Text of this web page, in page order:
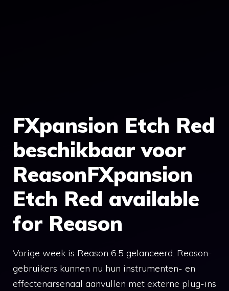
FXpansion Etch Red
beschikbaar voor
ReasonFXpansion
Etch Red available
for Reason
Vorige week is Reason 6.5 gelanceerd. Reason-
gebruikers kunnen nu hun instrumenten- en
effectenarsenaal aanvullen met externe plug-ins